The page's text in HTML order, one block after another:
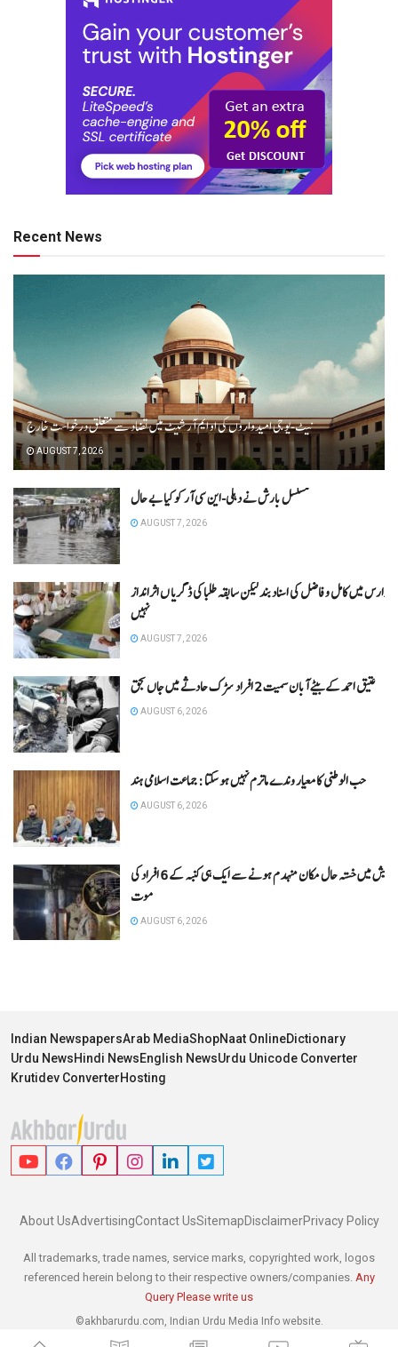
Recent News
نیٹ-یو جی امیدواروں کی او ایم آر شیٹ میں تضاد سے متعلق درخواست خارج
AUGUST 7, 2026
مسلسل بارش نے دہلی-این سی آر کو کیا بے حال
AUGUST 7, 2026
میں کامل و فاضل کی اسناد بند لیکن سابقہ طلبا کی ڈگریا ں اثرانداز
نہیں
AUGUST 7, 2026
عتیق احمد کے بیٹے آبان سمیت 2 افراد سڑک حادثے میں جاں بحق
AUGUST 6, 2026
حب الوطنی کا معیار وندے ماترم نہیں ہو سکتا : جماعت اسلامی ہند
AUGUST 6, 2026
اتر پردیش میں خستہ حال مکان منہدم ہونے سے ایک ہی کنبہ کے 6 افراد کی
موت
AUGUST 6, 2026
Indian NewspapersArab MediaShopNaat OnlineDictionary
Urdu NewsHindi NewsEnglish NewsUrdu Unicode Converter
Krutidev ConverterHosting
About UsAdvertisingContact UsSitemapDisclaimerPrivacy Policy
All trademarks, trade names, service marks, copyrighted work, logos
referenced herein belong to their respective owners/companies. Any
Query Please write us
©akhbarurdu.com, Indian Urdu Media Info website.